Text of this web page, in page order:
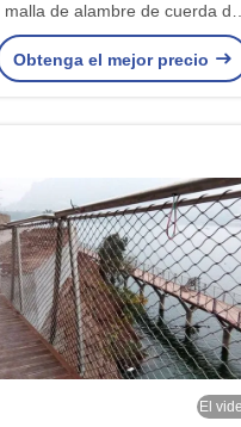
malla de alambre de cuerda de
malla para la protección de
animales
Obtenga el mejor precio
El